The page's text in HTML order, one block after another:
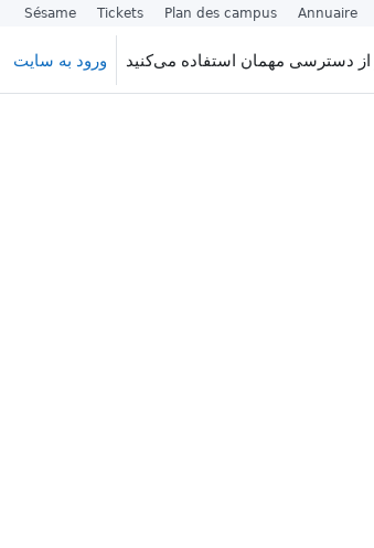
دسترسی مهمان استفاده می‌کنید ورود به سایت
Annuaire
Plan des campus
Tickets
Sésame